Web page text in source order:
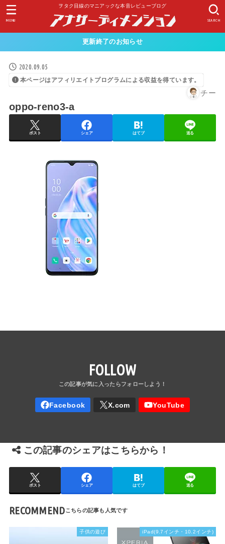
ヲタク目線のマニアックな本音レビューブログ
SEARCH
MENU
更新終了のお知らせ
2020.09.05
本ページはアフィリエイトプログラムによる収益を得ています。
チー
oppo-reno3-a
ポスト シェア はてブ 送る
FOLLOW
この記事のシェアはこちらから！
ポスト シェア はてブ 送る
RECOMMEND
子供の遊び iPad(9.7インチ・10.2インチ)